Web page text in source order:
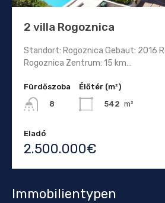
2 villa Rogoznica
Standort: Rogoznica Gebaut: 2016
Rogoznica Zentrum: 15 km…
Fürdőszoba
8
Élőtér (m²)
542 m²
Eladó
2.500.000€
Immobilientypen